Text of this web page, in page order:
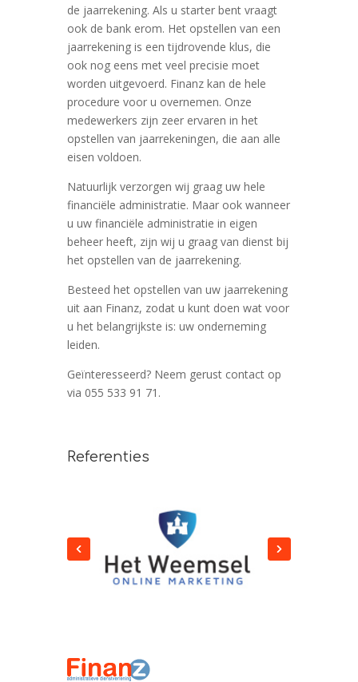
de jaarrekening. Als u starter bent vraagt
ook de bank erom. Het opstellen van een
jaarrekening is een tijdrovende klus, die
ook nog eens met veel precisie moet
worden uitgevoerd. Finanz kan de hele
procedure voor u overnemen. Onze
medewerkers zijn zeer ervaren in het
opstellen van jaarrekeningen, die aan alle
eisen voldoen.
Natuurlijk verzorgen wij graag uw hele
financiële administratie. Maar ook wanneer
u uw financiële administratie in eigen
beheer heeft, zijn wij u graag van dienst bij
het opstellen van de jaarrekening.
Besteed het opstellen van uw jaarrekening
uit aan Finanz, zodat u kunt doen wat voor
u het belangrijkste is: uw onderneming
leiden.
Geïnteresseerd? Neem gerust contact op
via 055 533 91 71.
Referenties